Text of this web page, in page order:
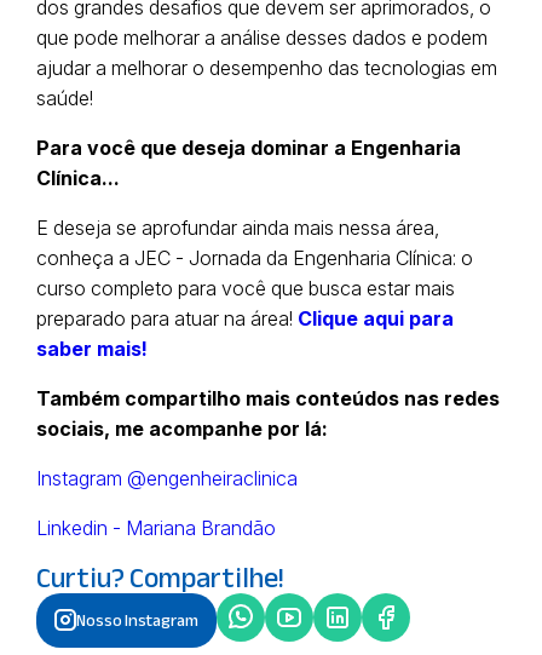
dos grandes desafios que devem ser aprimorados, o
que pode melhorar a análise desses dados e podem
ajudar a melhorar o desempenho das tecnologias em
saúde!
Para você que deseja dominar a Engenharia
Clínica...
E deseja se aprofundar ainda mais nessa área,
conheça a JEC - Jornada da Engenharia Clínica: o
curso completo para você que busca estar mais
preparado para atuar na área! Clique aqui para
saber mais!
Também compartilho mais conteúdos nas redes
sociais, me acompanhe por lá:
Instagram @engenheiraclinica
Linkedin - Mariana Brandão
Curtiu? Compartilhe!
Nosso Instagram